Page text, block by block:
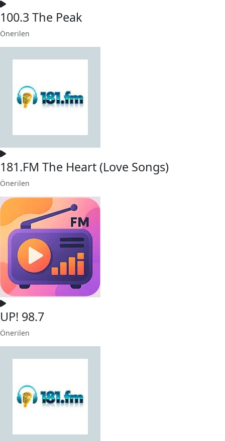
100.3 The Peak
Önerilen
181.FM The Heart (Love Songs)
Önerilen
UP! 98.7
Önerilen